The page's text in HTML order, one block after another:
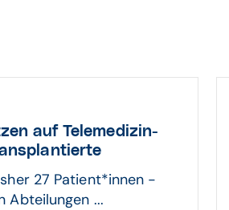
auf Tele­medizin-
27 Patient*innen -
Abteilungen ...